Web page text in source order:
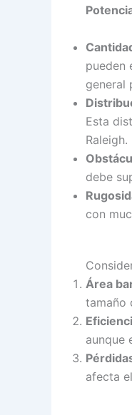
pueden
general
Esta
Raleigh.
debe
con
Área
tamaño
aunque
afecta